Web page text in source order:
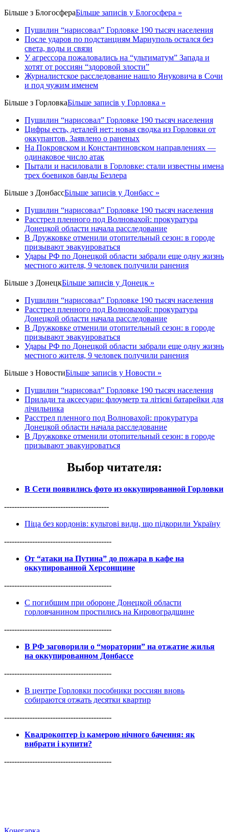
Більше з БлогосфераБільше записів у Блогосфера »
Пушилин “нарисовал” Горловке 190 тысяч населения
После ударов по подстанциям Мариуполь остался без
света, воды и связи
У агрессора пожаловались на “ультиматум” Запада и
хотят от россиян “здоровой злости”
Журналистское расследование нашло Януковича в Сочи
и под чужим именем
Більше з ГорловкаБільше записів у Горловка »
Пушилин “нарисовал” Горловке 190 тысяч населения
Цифры есть, деталей нет: новая сводка из Горловки от
оккупантов. Заявлено о раненых
На Покровском и Константиновском направлениях —
одинаковое число атак
Пытали и насиловали в Горловке: стали известны имена
трех боевиков банды Безлера
Більше з ДонбассБільше записів у Донбасс »
Пушилин “нарисовал” Горловке 190 тысяч населения
Расстрел пленного под Волновахой: прокуратура
Донецкой области начала расследование
В Дружковке отменили отопительный сезон: в городе
призывают эвакуироваться
Удары РФ по Донецкой области забрали еще одну жизнь
местного жителя, 9 человек получили ранения
Більше з ДонецкБільше записів у Донецк »
Пушилин “нарисовал” Горловке 190 тысяч населения
Расстрел пленного под Волновахой: прокуратура
Донецкой области начала расследование
В Дружковке отменили отопительный сезон: в городе
призывают эвакуироваться
Удары РФ по Донецкой области забрали еще одну жизнь
местного жителя, 9 человек получили ранения
Більше з НовостиБільше записів у Новости »
Пушилин “нарисовал” Горловке 190 тысяч населения
Прилади та аксесуари: флоуметр та літієві батарейки для
лічильника
Расстрел пленного под Волновахой: прокуратура
Донецкой области начала расследование
В Дружковке отменили отопительный сезон: в городе
призывают эвакуироваться
Выбор читателя:
В Сети появились фото из оккупированной Горловки
-----------------------------------------
Піца без кордонів: культові види, що підкорили Україну
------------------------------------------
От “атаки на Путина” до пожара в кафе на
оккупированной Херсонщине
------------------------------------------
С погибшим при обороне Донецкой области
горловчанином простились на Кировоградщине
------------------------------------------
В РФ заговорили о “моратории” на отжатие жилья
на оккупированном Донбассе
------------------------------------------
В центре Горловки пособники россиян вновь
собираются отжать десятки квартир
------------------------------------------
Квадрокоптер із камерою нічного бачення: як
вибрати і купити?
------------------------------------------